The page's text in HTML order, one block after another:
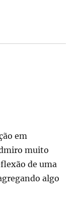
em
muito
de uma
algo